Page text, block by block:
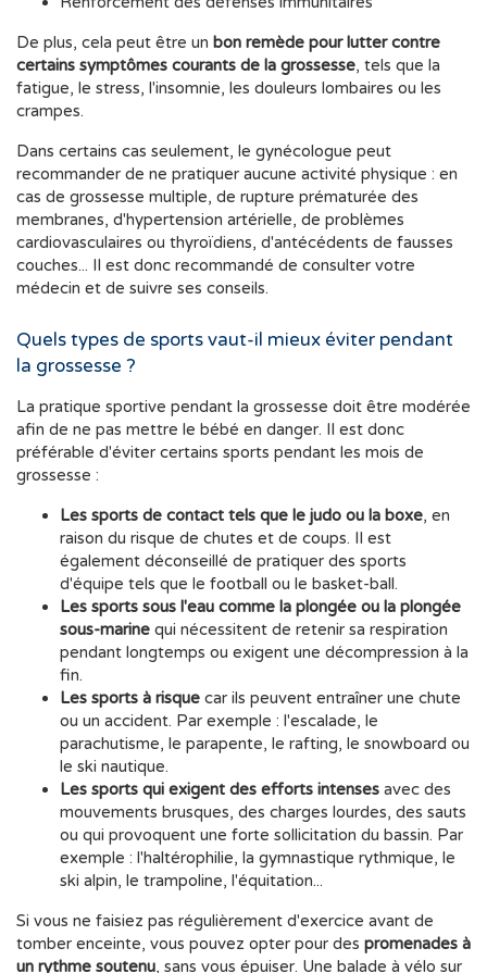
De plus, cela peut être un bon remède pour lutter contre
certains symptômes courants de la grossesse, tels que la
fatigue, le stress, l'insomnie, les douleurs lombaires ou les
crampes.
Dans certains cas seulement, le gynécologue peut
recommander de ne pratiquer aucune activité physique : en
cas de grossesse multiple, de rupture prématurée des
membranes, d'hypertension artérielle, de problèmes
cardiovasculaires ou thyroïdiens, d'antécédents de fausses
couches... Il est donc recommandé de consulter votre
médecin et de suivre ses conseils.
Quels types de sports vaut-il mieux éviter pendant
la grossesse ?
La pratique sportive pendant la grossesse doit être modérée
afin de ne pas mettre le bébé en danger. Il est donc
préférable d'éviter certains sports pendant les mois de
grossesse :
Les sports de contact tels que le judo ou la boxe, en
raison du risque de chutes et de coups. Il est
également déconseillé de pratiquer des sports
d'équipe tels que le football ou le basket-ball.
Les sports sous l'eau comme la plongée ou la plongée
sous-marine qui nécessitent de retenir sa respiration
pendant longtemps ou exigent une décompression à la
fin.
Les sports à risque car ils peuvent entraîner une chute
ou un accident. Par exemple : l'escalade, le
parachutisme, le parapente, le rafting, le snowboard ou
le ski nautique.
Les sports qui exigent des efforts intenses avec des
mouvements brusques, des charges lourdes, des sauts
ou qui provoquent une forte sollicitation du bassin. Par
exemple : l'haltérophilie, la gymnastique rythmique, le
ski alpin, le trampoline, l'équitation...
Si vous ne faisiez pas régulièrement d'exercice avant de
tomber enceinte, vous pouvez opter pour des promenades à
un rythme soutenu, sans vous épuiser. Une balade à vélo sur